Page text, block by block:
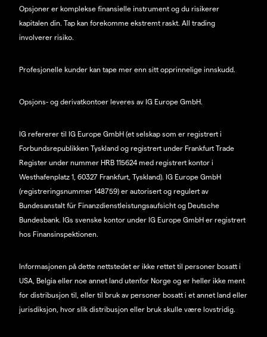
Opsjoner er komplekse finansielle instrument og du risikerer
kapitalen din. Tap kan forekomme ekstremt raskt. All trading
involverer risiko.
Profesjonelle kunder kan tape mer enn sitt opprinnelige innskudd.
Opsjons- og derivatkontoer leveres av IG Europe GmbH.
IG refererer til IG Europe GmbH (et selskap som er registrert i
Forbundsrepublikken Tyskland og registrert under Frankfurt Trade
Register under nummer HRB 115624 med registrert kontor i
Westhafenplatz 1, 60327 Frankfurt, Tyskland). IG Europe GmbH
(registreringsnummer 148759) er autorisert og regulert av
Bundesanstalt für Finanzdienstleistungsaufsicht og Deutsche
Bundesbank. IGs svenske kontor under IG Europe GmbH er registrert
hos Finansinspektionen.
Informasjonen på dette nettstedet er ikke rettet til personer bosatt i
USA, Belgia eller noe annet land utenfor Norge og er heller ikke ment
for distribusjon til, eller til bruk av personer bosatt i et annet land eller
jurisdiksjon, hvor slik distribusjon eller bruk skulle være lovstridig.